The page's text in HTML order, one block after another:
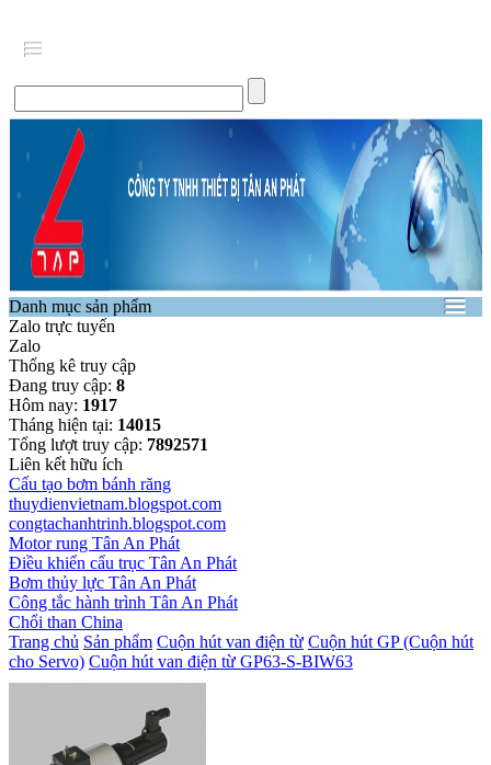
Danh mục sản phẩm
Zalo trực tuyến
Zalo
Thống kê truy cập
Đang truy cập: 8
Hôm nay: 1917
Tháng hiện tại: 14015
Tổng lượt truy cập: 7892571
Liên kết hữu ích
Cấu tạo bơm bánh răng
thuydienvietnam.blogspot.com
congtachanhtrinh.blogspot.com
Motor rung Tân An Phát
Điều khiển cẩu trục Tân An Phát
Bơm thủy lực Tân An Phát
Công tắc hành trình Tân An Phát
Chổi than China
Trang chủ Sản phẩm Cuộn hút van điện từ Cuộn hút GP (Cuộn hút
cho Servo) Cuộn hút van điện từ GP63-S-BIW63